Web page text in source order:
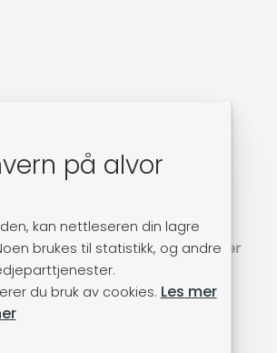
Vilkår
Frakt og retur
Personvern og informasjonskapsler
Betalingsmåter
på alvor
kan nettleseren din lagre
brukes til statistikk, og andre
du bruk av cookies. Les mer